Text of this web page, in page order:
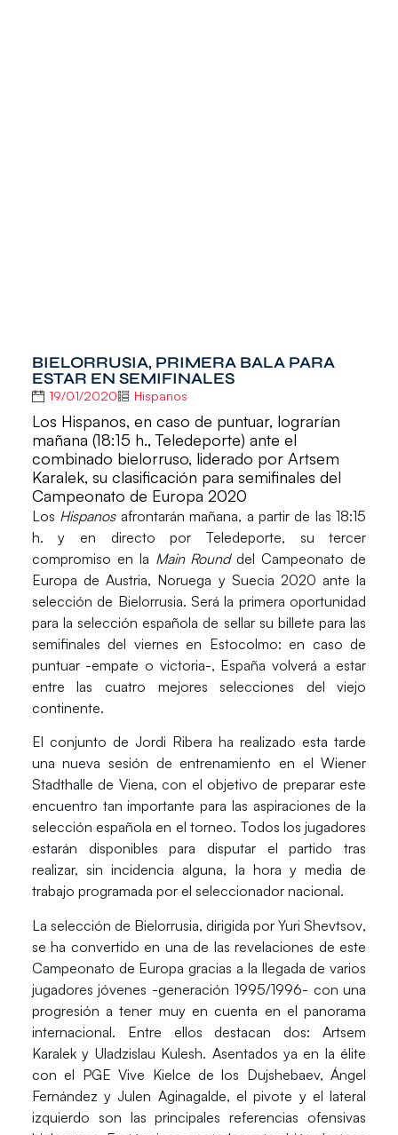
BIELORRUSIA, PRIMERA BALA PARA
ESTAR EN SEMIFINALES
19/01/2020 Hispanos
Los Hispanos, en caso de puntuar, lograrían
mañana (18:15 h., Teledeporte) ante el
combinado bielorruso, liderado por Artsem
Karalek, su clasificación para semifinales del
Campeonato de Europa 2020
Los Hispanosafrontarán mañana, a partir de las18:15
h. y en directo por Teledeporte, su tercer
compromiso en la Main RounddelCampeonato de
Europa de Austria, Noruega y Suecia 2020 ante la
selección de Bielorrusia. Será la primera oportunidad
para la selección española de sellar su billete para las
semifinales del viernes en Estocolmo:en caso de
puntuar -empate o victoria-, España volverá a estar
entre las cuatro mejores selecciones del viejo
continente.
El conjunto de Jordi Ribera ha realizadoesta tarde
una nueva sesión deentrenamiento en elWiener
Stadthalle de Viena, con el objetivo de preparar este
encuentro tan importante para las aspiraciones de la
selección española en el torneo. Todos los jugadores
estarán disponibles para disputar el partido tras
realizar, sin incidencia alguna, la hora y media de
trabajo programada por el seleccionador nacional.
La selección de Bielorrusia,dirigida porYuri Shevtsov,
se ha convertido en una de las revelaciones de este
Campeonato de Europa gracias a la llegada de varios
jugadores jóvenes -generación 1995/1996- con una
progresión a tener muy en cuenta en el panorama
internacional. Entre ellos destacan dos:Artsem
Karaleky Uladzislau Kulesh. Asentados ya en la élite
con el PGE Vive Kielce de los Dujshebaev, Ángel
Fernández y Julen Aginagalde, el pivote y el lateral
izquierdo son las principales referencias ofensivas